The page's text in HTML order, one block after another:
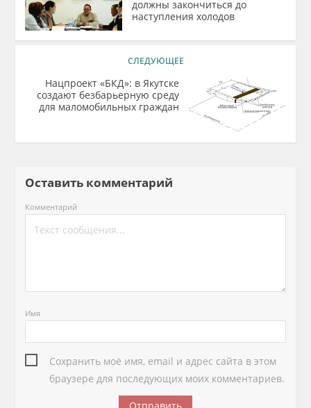
должны закончиться до
наступления холодов
СЛЕДУЮЩЕЕ
Нацпроект «БКД»: в Якутске
создают безбарьерную среду
для маломобильных граждан
Оставить комментарий
Комментарий
Имя
Сохранить моё имя, email и адрес сайта в этом
браузере для последующих моих комментариев.